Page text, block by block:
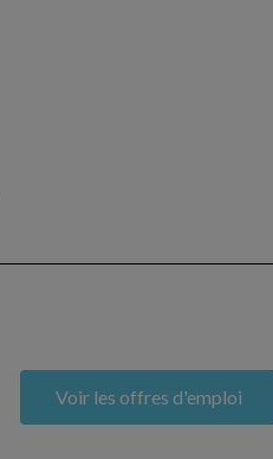
Voir les offres d'emploi